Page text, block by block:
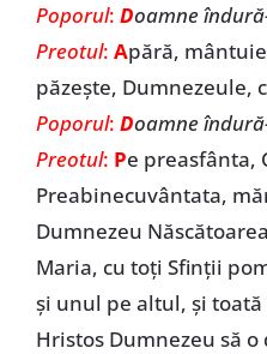
Poporul: Doamne
Preotul: Apără,
păzește, Dumnezeule,
Poporul: Doamne
Preotul: Pe preasfânta,
Preabinecuvântata,
Dumnezeu
Maria, cu toți Sfinții
și unul pe altul, și
Hristos Dumnezeu să o